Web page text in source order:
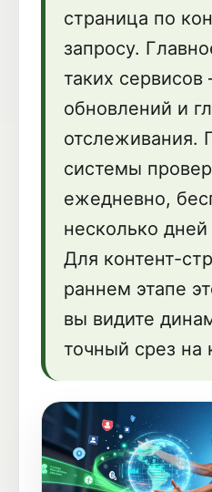
страница по
запросу.
таких сервисов
обновлений и
отслеживания.
системы
ежедневно,
несколько
Для контент-
раннем этапе
вы видите
точный срез на